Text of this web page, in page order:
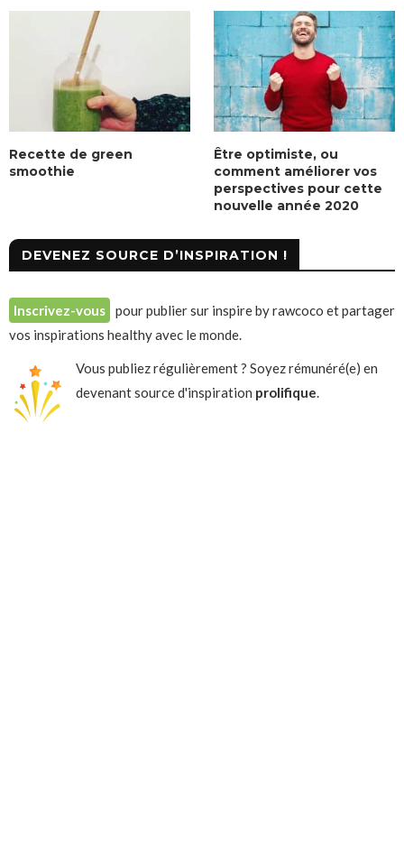
Recette de green
smoothie
Être optimiste, ou
comment améliorer vos
perspectives pour cette
nouvelle année 2020
DEVENEZ SOURCE D’INSPIRATION !
Inscrivez-vous
pour publier sur inspire by rawcoco et partager
vos inspirations healthy avec le monde.
Vous publiez régulièrement ? Soyez rémunéré(e) en
devenant source d'inspiration prolifique.